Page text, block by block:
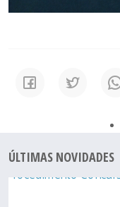
ÚLTIMAS NOVIDADES